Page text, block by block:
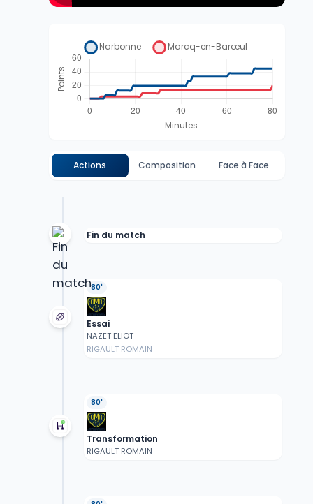
Actions Composition Face à Face
Fin du match
80'
Essai
NAZET ELIOT
RIGAULT ROMAIN
80'
Transformation
RIGAULT ROMAIN